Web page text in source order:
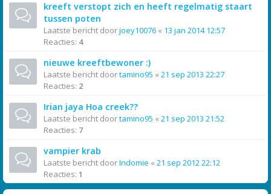
kreeft verstopt zich en heeft regelmatig staart
tussen poten
Laatste bericht doorjoey10076 « 13 jan 2014 12:57
Reacties: 4
nieuwe kreeftbewoner :)
Laatste bericht doortamino95 « 21 sep 2013 22:27
Reacties: 2
Irian jaya Hoa creek??
Laatste bericht doortamino95 « 21 sep 2013 21:52
Reacties: 7
vampier krab
Laatste bericht doorIndomie « 21 sep 2012 22:12
Reacties: 1